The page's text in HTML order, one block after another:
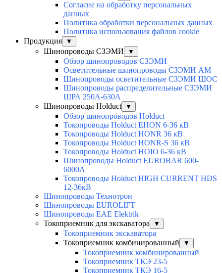
Согласие на обработку персональных
данных
Политика обработки персональных данных
Политика использования файлов cookie
Продукция
▼
Шинопроводы СЗЭМИ ▼
Обзор шинопроводов СЗЭМИ
Осветительные шинопроводы СЗЭМИ АМ
Шинопроводы осветительные СЗЭМИ ШОС
Шинопроводы распределительные СЗЭМИ
ШРА 250А-630А
Шинопроводы Holduct
▼
Обзор шинопроводов Holduct
Токопроводы Holduct EHON 6-36 кВ
Токопроводы Holduct HONR 36 кВ
Токопроводы Holduct HONR-S 36 кВ
Токопроводы Holduct HOIO 6-36 кВ
Шинопроводы Holduct EUROBAR 600-
6000А
Токопроводы Holduct HIGH CURRENT HDS
12-36кВ
Шинопроводы Технотрон
Шинопроводы EUROLIFT
Шинопроводы EAE Elektrik
Токоприемник для экскаватора
▼
Токоприемник экскаватора
Токоприемник комбинированный
▼
Токоприемник комбинированный
Токоприемник ТКЭ 23-5
Токоприемник ТКЭ 16-5